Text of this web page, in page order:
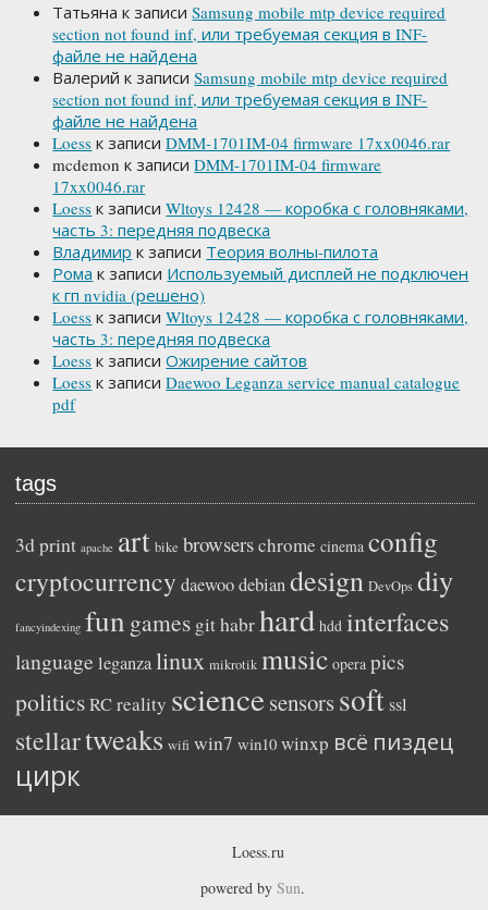
Татьяна к записиSamsung mobile mtp device required
section not found inf, или требуемая секция в INF-
файле не найдена
Валерий к записиSamsung mobile mtp device required
section not found inf, или требуемая секция в INF-
файле не найдена
Loess к записиDMM-1701IM-04 firmware 17xx0046.rar
mcdemon к записиDMM-1701IM-04 firmware
17xx0046.rar
Loess к записиWltoys 12428 — коробка с головняками,
часть 3: передняя подвеска
Владимир к записи Теория волны-пилота
Рома к записи Используемый дисплей не подключен
к гп nvidia (решено)
Loess к записиWltoys 12428 — коробка с головняками,
часть 3: передняя подвеска
Loess к записиОжирение сайтов
Loess к записиDaewoo Leganza service manual catalogue
pdf
tags
3d print apache art bike browserschrome cinema config
cryptocurrency daewoodebiandesign DevOps diy
fancyindexing fun games githabrhard hdd interfaces
language leganzalinux mikrotik music opera pics
politicsRCreality sciencesensorssoftssl
stellartweaks wifi win7 win10 winxp всё пиздец
цирк
Loess.ru
powered by Sun.